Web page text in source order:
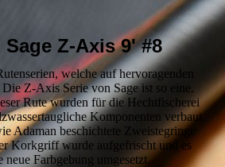
Z-Axis 9' #8
welche auf hervoragenden
Z-Axis Serie von Sage ist so eine.
Rute wurden für die Hechtfischerei
Komponenten verbaut.
Adaman beschichtete Zweistegringe
Korkgriff wurde aufgefrischt und es
Farbgebung umgesetzt.